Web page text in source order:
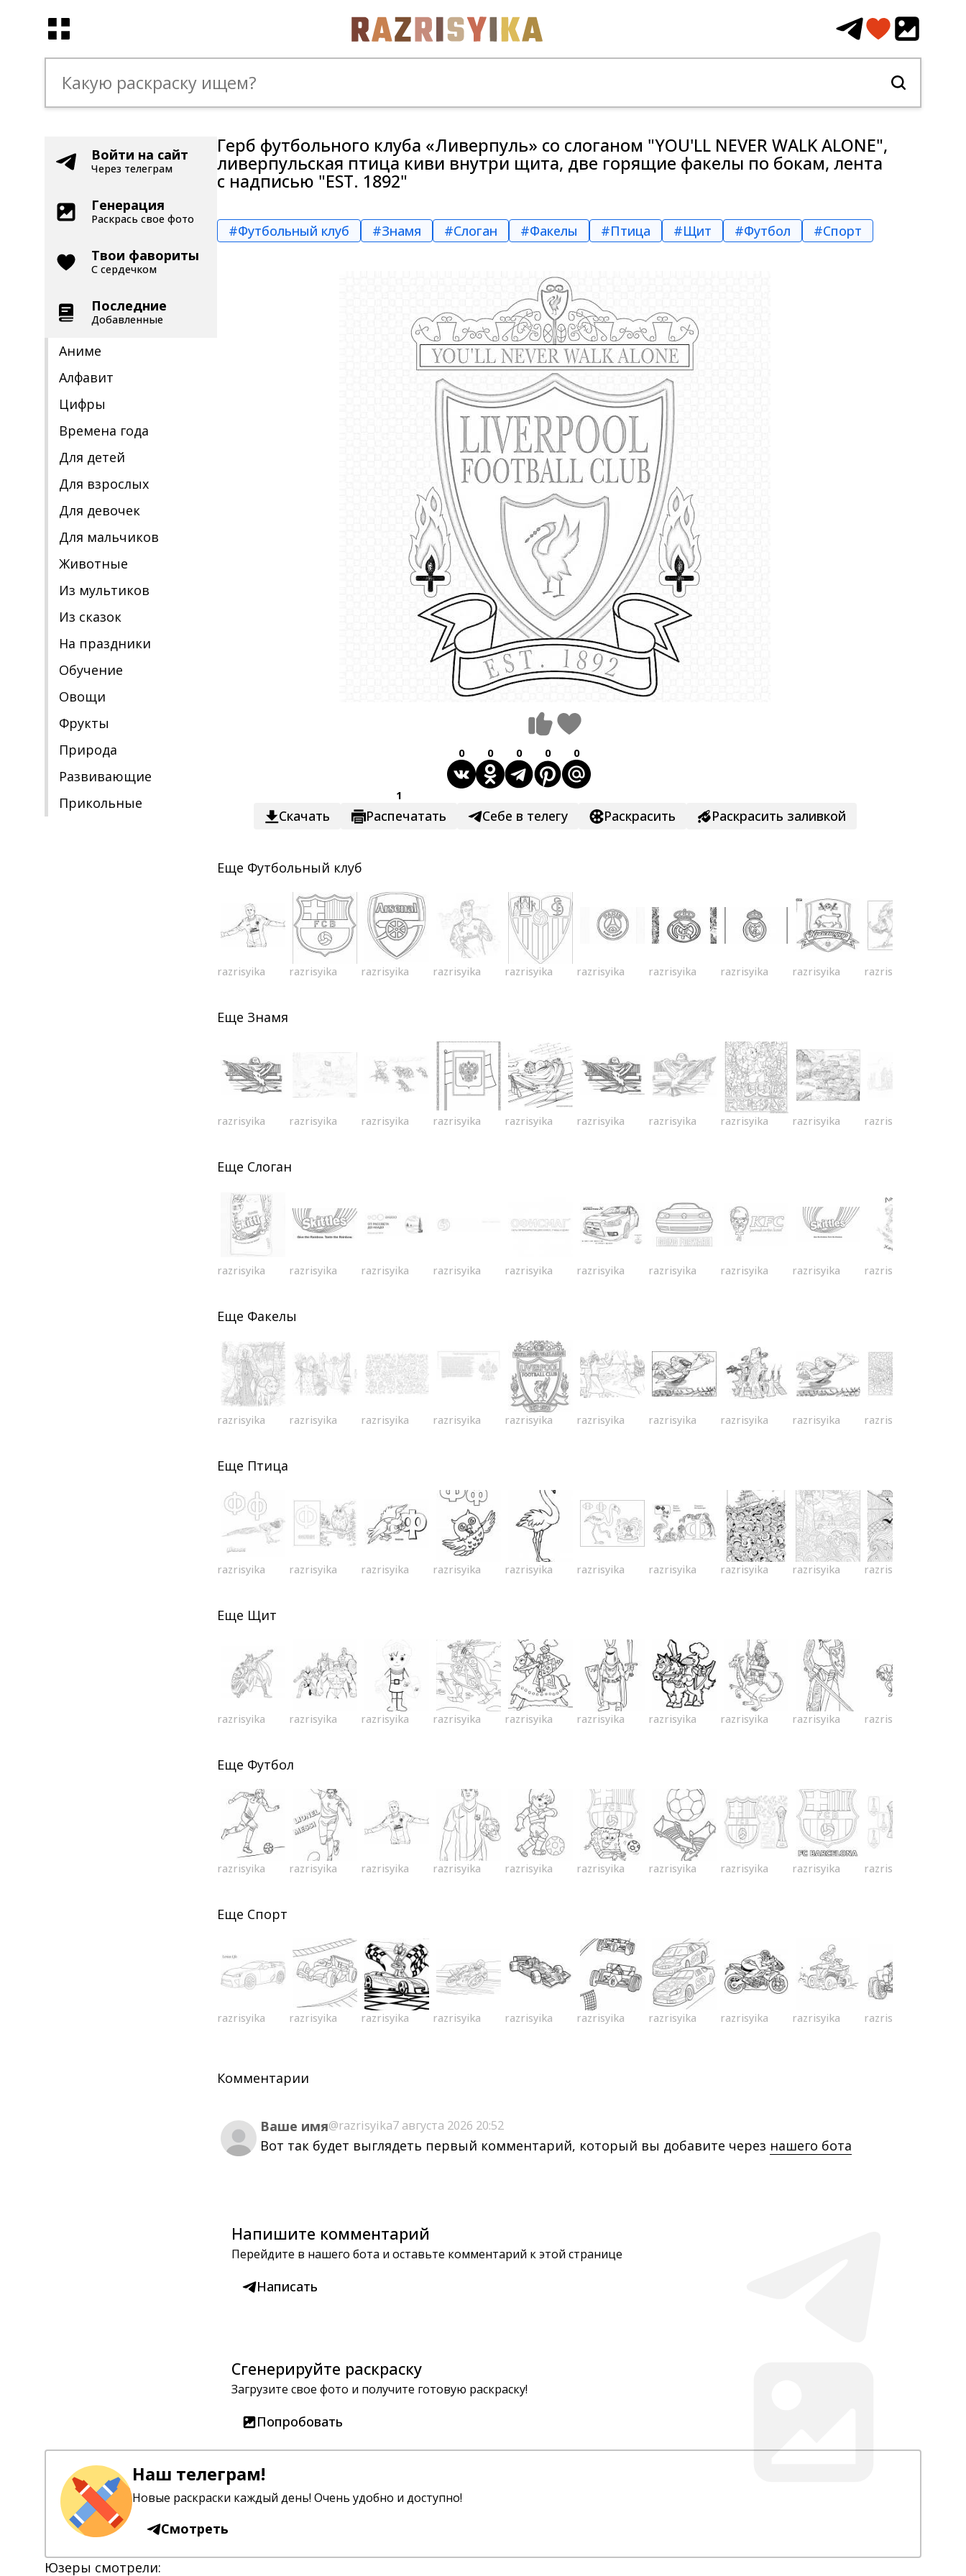
Войти на сайт
Через телеграм
Генерация
Раскрась свое фото
Твои фавориты
С сердечком
Последние
Добавленные
Аниме
Алфавит
Цифры
Времена года
Для детей
Для взрослых
Для девочек
Для мальчиков
Животные
Из мультиков
Из сказок
На праздники
Обучение
Овощи
Фрукты
Природа
Развивающие
Прикольные
Герб футбольного клуба «Ливерпуль» со слоганом "YOU'LL NEVER WALK ALONE",
ливерпульская птица киви внутри щита, две горящие факелы по бокам, лента
с надписью "EST. 1892"
#Футбольный клуб #Знамя #Слоган #Факелы #Птица #Щит #Футбол #Спорт
0 0 0 0 0
Скачать
1
Распечатать Себе в телегу Раскрасить Раскрасить заливкой
Еще Футбольный клуб
razrisyika razrisyika razrisyika razrisyika razrisyika razrisyika razrisyika razrisyika razrisyika razrisyika
Еще Знамя
razrisyika razrisyika razrisyika razrisyika razrisyika razrisyika razrisyika razrisyika razrisyika razrisyika
Еще Слоган
razrisyika razrisyika razrisyika razrisyika razrisyika razrisyika razrisyika razrisyika razrisyika razrisyika
Еще Факелы
razrisyika razrisyika razrisyika razrisyika razrisyika razrisyika razrisyika razrisyika razrisyika razrisyika
Еще Птица
razrisyika razrisyika razrisyika razrisyika razrisyika razrisyika razrisyika razrisyika razrisyika razrisyika
Еще Щит
razrisyika razrisyika razrisyika razrisyika razrisyika razrisyika razrisyika razrisyika razrisyika razrisyika
Еще Футбол
razrisyika razrisyika razrisyika razrisyika razrisyika razrisyika razrisyika razrisyika razrisyika razrisyika
Еще Спорт
razrisyika razrisyika razrisyika razrisyika razrisyika razrisyika razrisyika razrisyika razrisyika razrisyika
Комментарии
Ваше имя@razrisyika7 августа 2026 20:52
Вот так будет выглядеть первый комментарий, который вы добавите через нашего бота
Напишите комментарий
Перейдите в нашего бота и оставьте комментарий к этой странице
Написать
Сгенерируйте раскраску
Загрузите свое фото и получите готовую раскраску!
Попробовать
Наш телеграм!
Новые раскраски каждый день! Очень удобно и доступно!
Смотреть
Юзеры смотрели: